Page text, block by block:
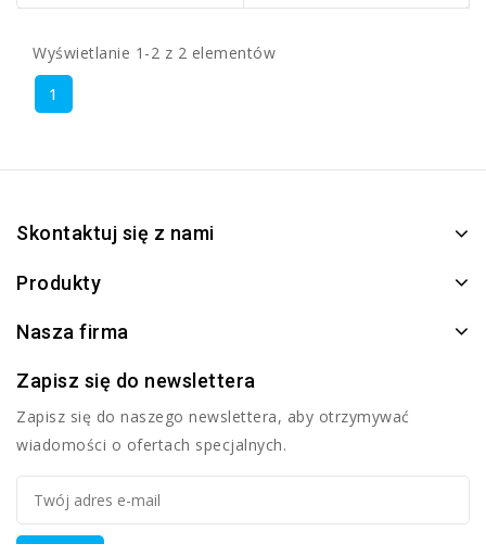
Wyświetlanie 1-2 z 2 elementów
1
Skontaktuj się z nami
Produkty
Nasza firma
Zapisz się do newslettera
Zapisz się do naszego newslettera, aby otrzymywać
wiadomości o ofertach specjalnych.